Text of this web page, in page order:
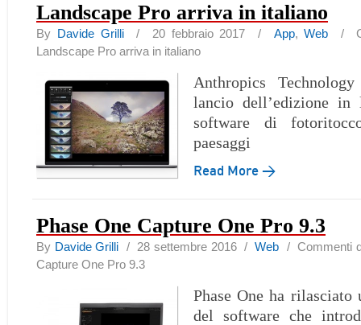
Landscape Pro arriva in italiano
By Davide Grilli/ 20 febbraio 2017 / App,Web /
Landscape Pro arriva in italiano
Anthropics
lancio dell’edizione
software di
paesaggi
Read More →
Phase One Capture One Pro 9.3
By Davide Grilli / 28 settembre 2016 /Web /Commenti
Capture One Pro 9.3
Phase One ha rilasciato
del software che